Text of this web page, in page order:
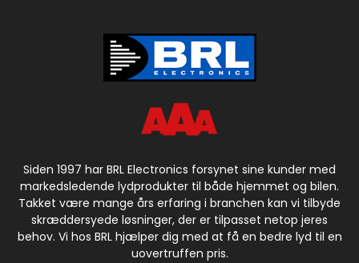
Siden 1997 har BRL Electronics forsynet sine kunder med
markedsledende lydprodukter til både hjemmet og bilen.
Takket være mange års erfaring i branchen kan vi tilbyde
skræddersyede løsninger, der er tilpasset netop jeres
behov. Vi hos BRL hjælper dig med at få en bedre lyd til en
uovertruffen pris.